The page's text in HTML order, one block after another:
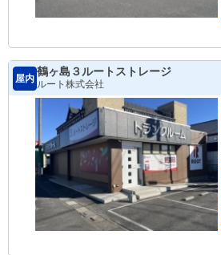
屋内
鶴ヶ島３ルートストレージ
ルート株式会社